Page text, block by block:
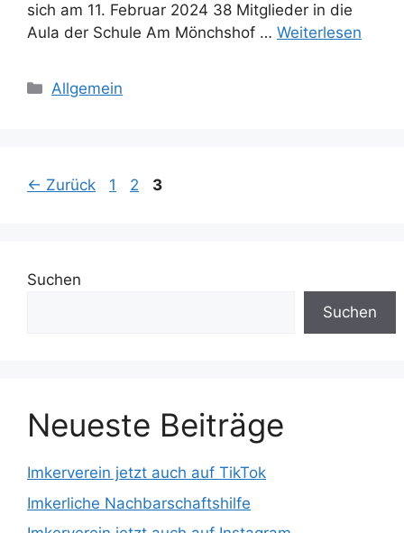
sich am 11. Februar 2024 38 Mitglieder in die
Aula der Schule Am Mönchshof … Weiterlesen
Kategorien
Allgemein
← Zurück Seite
1 Seite
2 Seite
3
Suchen
Suchen
Neueste Beiträge
Imkerverein jetzt auch auf TikTok
Imkerliche Nachbarschaftshilfe